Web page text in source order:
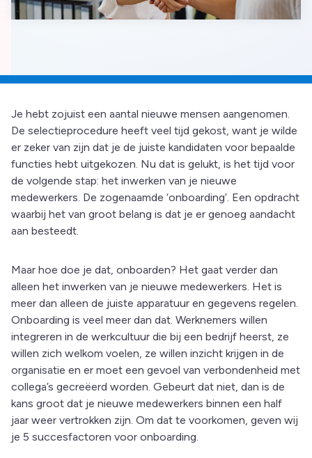
Je hebt zojuist een aantal nieuwe mensen aangenomen.
De selectieprocedure heeft veel tijd gekost, want je wilde
er zeker van zijn dat je de juiste kandidaten voor bepaalde
functies hebt uitgekozen. Nu dat is gelukt, is het tijd voor
de volgende stap: het inwerken van je nieuwe
medewerkers. De zogenaamde ‘onboarding’. Een opdracht
waarbij het van groot belang is dat je er genoeg aandacht
aan besteedt.
Maar hoe doe je dat, onboarden? Het gaat verder dan
alleen het inwerken van je nieuwe medewerkers. Het is
meer dan alleen de juiste apparatuur en gegevens regelen.
Onboarding is veel meer dan dat. Werknemers willen
integreren in de werkcultuur die bij een bedrijf heerst, ze
willen zich welkom voelen, ze willen inzicht krijgen in de
organisatie en er moet een gevoel van verbondenheid met
collega’s gecreëerd worden. Gebeurt dat niet, dan is de
kans groot dat je nieuwe medewerkers binnen een half
jaar weer vertrokken zijn. Om dat te voorkomen, geven wij
je 5 succesfactoren voor onboarding.